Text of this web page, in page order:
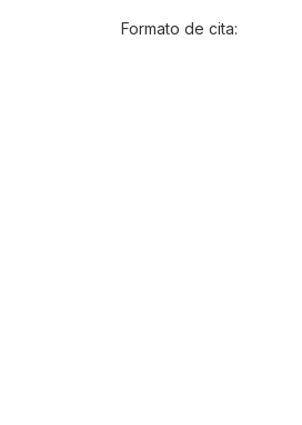
Formato de cita: